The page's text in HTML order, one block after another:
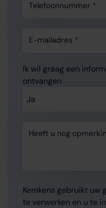
Telefoonnummer *
E-mailadres *
Ik wil graag een
ontvangen
Heeft u nog
Kemkens gebruikt uw
te verwerken en u te